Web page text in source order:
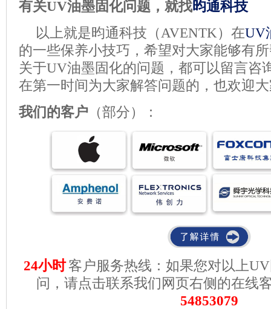
有关UV油墨固化问题，就找昀通科技
以上就是昀通科技（AVENTK）在UV
的一些保养小技巧，希望对大家能够有
关于UV油墨固化的问题，都可以留言咨
在第一时间为大家解答问题的，也欢迎
我们的客户 （部分）：
24小时客户服务热线：如果您对以上
问，请点击联系我们网页右侧的在线
54853079